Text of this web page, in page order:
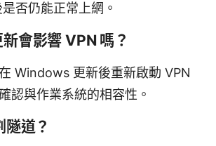
否仍能正常上網。
會影響 VPN 嗎？
Windows 更新後重新啟動 VPN
認與作業系統的相容性。
道？